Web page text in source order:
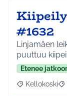
#1632
Linjamäen
puuttuu
Etenee
Rajaa tulokset
Kellokoski